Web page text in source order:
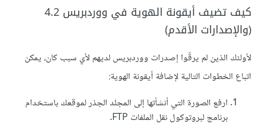
كيف تضيف أيقونة الهوية في ووردبريس 4.2
(والإصدارات الأقدم)
لأولئك الذين لم يرقّوا إصدرات ووردبريس لديهم لأي سبب كان، يمكن
اتباع الخطوات التالية لإضافة أيقونة الهوية:
ارفع الصورة التي أنشأتها إلى المجلد الجذر لموقعك باستخدام
برنامج لبروتوكول نقل الملفات FTP.